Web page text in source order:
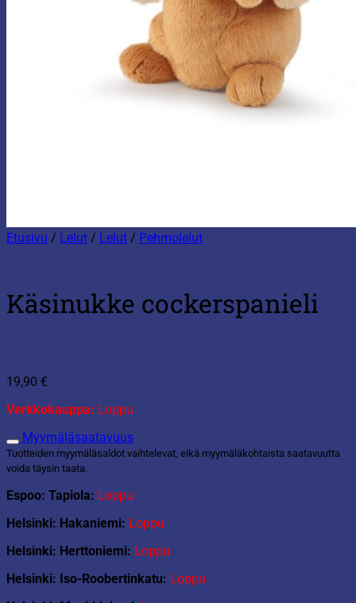
Etusivu / Lelut / Lelut / Pehmolelut
Käsinukke cockerspanieli
19,90 €
Verkkokauppa: Loppu
Myymäläsaatavuus
Tuotteiden myymäläsaldot vaihtelevat, eikä myymäläkohtaista saatavuutta
voida täysin taata.
Espoo: Tapiola: Loppu
Helsinki: Hakaniemi: Loppu
Helsinki: Herttoniemi: Loppu
Helsinki: Iso-Roobertinkatu: Loppu